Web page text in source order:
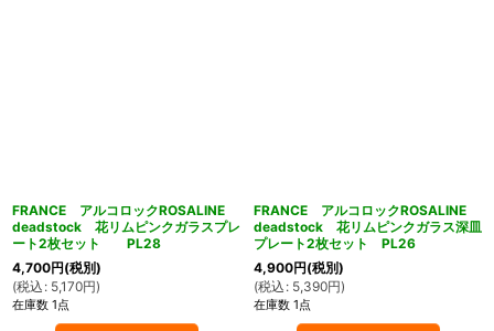
FRANCE アルコロックROSALINE
deadstock 花リムピンクガラスプレ
ート2枚セット PL28
4,700円(税別)
(税込 : 5,170円)
在庫数 1点
FRANCE アルコロックROSALINE
deadstock 花リムピンクガラス深皿
プレート2枚セット PL26
4,900円(税別)
(税込 : 5,390円)
在庫数 1点